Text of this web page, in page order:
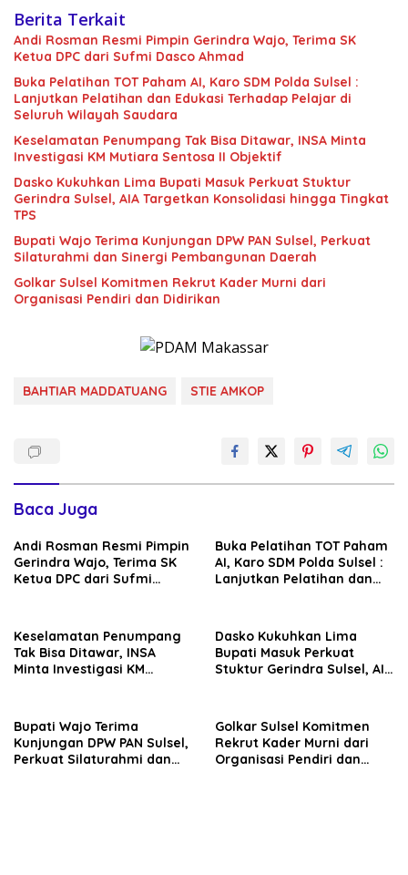
Berita Terkait
Andi Rosman Resmi Pimpin Gerindra Wajo, Terima SK
Ketua DPC dari Sufmi Dasco Ahmad
Buka Pelatihan TOT Paham AI, Karo SDM Polda Sulsel :
Lanjutkan Pelatihan dan Edukasi Terhadap Pelajar di
Seluruh Wilayah Saudara
Keselamatan Penumpang Tak Bisa Ditawar, INSA Minta
Investigasi KM Mutiara Sentosa II Objektif
Dasko Kukuhkan Lima Bupati Masuk Perkuat Stuktur
Gerindra Sulsel, AIA Targetkan Konsolidasi hingga Tingkat
TPS
Bupati Wajo Terima Kunjungan DPW PAN Sulsel, Perkuat
Silaturahmi dan Sinergi Pembangunan Daerah
Golkar Sulsel Komitmen Rekrut Kader Murni dari
Organisasi Pendiri dan Didirikan
BAHTIAR MADDATUANG STIE AMKOP
Baca Juga
Andi Rosman Resmi Pimpin
Gerindra Wajo, Terima SK
Ketua DPC dari Sufmi
Buka Pelatihan TOT Paham
AI, Karo SDM Polda Sulsel :
Lanjutkan Pelatihan dan
Keselamatan Penumpang
Tak Bisa Ditawar, INSA
Minta Investigasi KM
Dasko Kukuhkan Lima
Bupati Masuk Perkuat
Stuktur Gerindra Sulsel, AIA
Bupati Wajo Terima
Kunjungan DPW PAN Sulsel,
Perkuat Silaturahmi dan
Golkar Sulsel Komitmen
Rekrut Kader Murni dari
Organisasi Pendiri dan